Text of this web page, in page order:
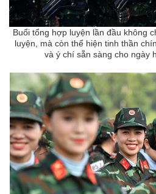
Buổi tổng hợp luyện lần đầu không
luyện, mà còn thể hiện tinh thần
và ý chí sẵn sàng cho ngày